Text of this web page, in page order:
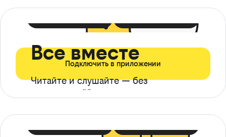
Все вместе
Читайте и слушайте — без
ограничений*
Подключить в приложении